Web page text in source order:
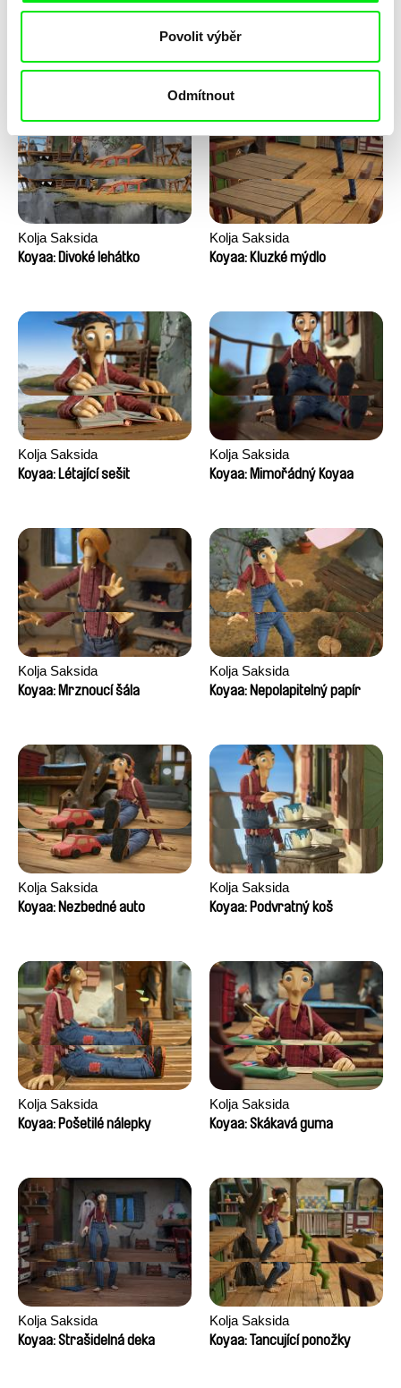
Povolit výběr
Odmítnout
Kočka a pták
Kolja Saksida
Koyaa: Divoké lehátko
Kolja Saksida
Koyaa: Kluzké mýdlo
Kolja Saksida
Koyaa: Létající sešit
Kolja Saksida
Koyaa: Mimořádný Koyaa
Kolja Saksida
Koyaa: Mrznoucí šála
Kolja Saksida
Koyaa: Nepolapitelný papír
Kolja Saksida
Koyaa: Nezbedné auto
Kolja Saksida
Koyaa: Podvratný koš
Kolja Saksida
Koyaa: Pošetilé nálepky
Kolja Saksida
Koyaa: Skákavá guma
Kolja Saksida
Koyaa: Strašidelná deka
Kolja Saksida
Koyaa: Tancující ponožky